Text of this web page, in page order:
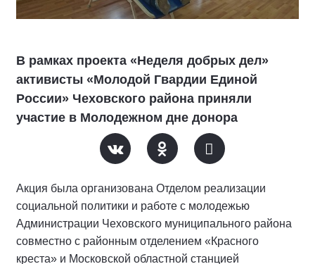
В рамках проекта «Неделя добрых дел»
активисты «Молодой Гвардии Единой
России» Чеховского района приняли
участие в Молодежном дне донора
Акция была организована Отделом реализации
социальной политики и работе с молодежью
Администрации Чеховского муниципального района
совместно с районным отделением «Красного
креста» и Московской областной станцией